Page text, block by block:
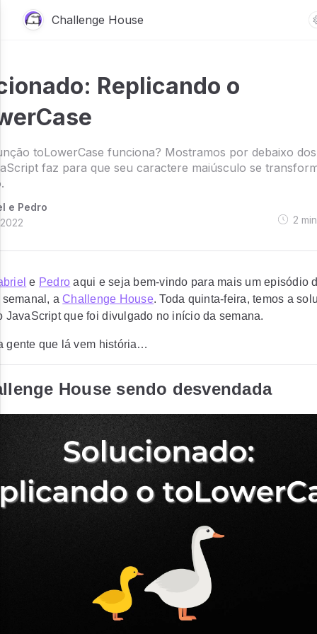
Challenge House
Replicando o
toLowerCase funciona? Mostramos por debaixo
faz para que seu caractere maiúsculo se
e Pedro
2 min
e Pedro aqui e seja bem-vindo para mais um episódio
semanal, aChallenge House. Toda quinta-feira, temos a
JavaScript que foi divulgado no início da semana.
gente que lá vem história…
House sendo desvendada